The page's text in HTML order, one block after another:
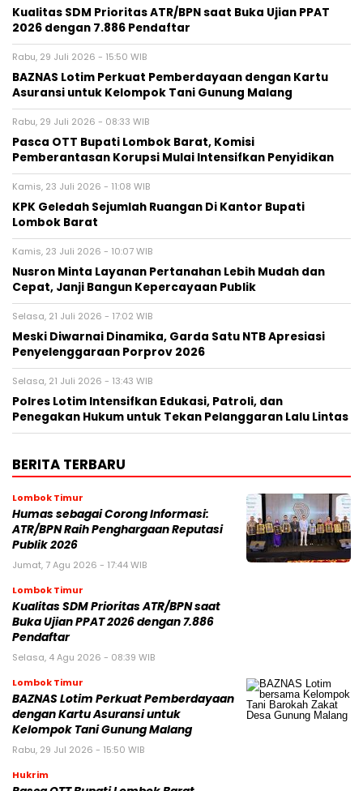
Kualitas SDM Prioritas ATR/BPN saat Buka Ujian PPAT
2026 dengan 7.886 Pendaftar
Rabu, 29 Juli 2026 - 15:50 WIB
BAZNAS Lotim Perkuat Pemberdayaan dengan Kartu
Asuransi untuk Kelompok Tani Gunung Malang
Rabu, 29 Juli 2026 - 08:33 WIB
Pasca OTT Bupati Lombok Barat, Komisi
Pemberantasan Korupsi Mulai Intensifkan Penyidikan
Kamis, 23 Juli 2026 - 11:08 WIB
KPK Geledah Sejumlah Ruangan Di Kantor Bupati
Lombok Barat
Kamis, 23 Juli 2026 - 10:07 WIB
Nusron Minta Layanan Pertanahan Lebih Mudah dan
Cepat, Janji Bangun Kepercayaan Publik
Selasa, 21 Juli 2026 - 17:02 WIB
Meski Diwarnai Dinamika, Garda Satu NTB Apresiasi
Penyelenggaraan Porprov 2026 ‎
Selasa, 21 Juli 2026 - 13:43 WIB
Polres Lotim Intensifkan Edukasi, Patroli, dan
Penegakan Hukum untuk Tekan Pelanggaran Lalu Lintas
BERITA TERBARU
Lombok Timur
Humas sebagai Corong Informasi:
ATR/BPN Raih Penghargaan Reputasi
Publik 2026
Jumat, 7 Agu 2026 - 17:44 WIB
Lombok Timur
Kualitas SDM Prioritas ATR/BPN saat
Buka Ujian PPAT 2026 dengan 7.886
Pendaftar
Selasa, 4 Agu 2026 - 08:39 WIB
Lombok Timur
BAZNAS Lotim Perkuat Pemberdayaan
dengan Kartu Asuransi untuk
Kelompok Tani Gunung Malang
Rabu, 29 Jul 2026 - 15:50 WIB
Hukrim